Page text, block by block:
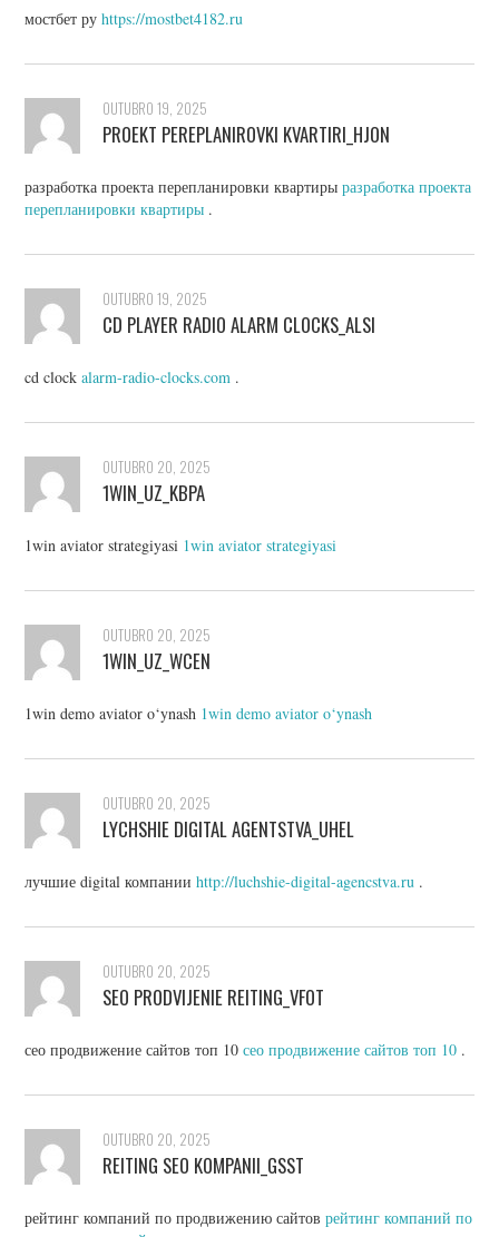
мостбет руhttps://mostbet4182.ru
OUTUBRO 19, 2025
PROEKT PEREPLANIROVKI KVARTIRI_HJON
разработка проекта перепланировки квартирыразработка проекта
перепланировки квартиры .
OUTUBRO 19, 2025
CD PLAYER RADIO ALARM CLOCKS_ALSI
cd clockalarm-radio-clocks.com .
OUTUBRO 20, 2025
1WIN_UZ_KBPA
1win aviator strategiyasi 1win aviator strategiyasi
OUTUBRO 20, 2025
1WIN_UZ_WCEN
1win demo aviator o‘ynash 1win demo aviator o‘ynash
OUTUBRO 20, 2025
LYCHSHIE DIGITAL AGENTSTVA_UHEL
лучшие digital компанииhttp://luchshie-digital-agencstva.ru .
OUTUBRO 20, 2025
SEO PRODVIJENIE REITING_VFOT
сео продвижение сайтов топ 10сео продвижение сайтов топ 10 .
OUTUBRO 20, 2025
REITING SEO KOMPANII_GSST
рейтинг компаний по продвижению сайтоврейтинг компаний по